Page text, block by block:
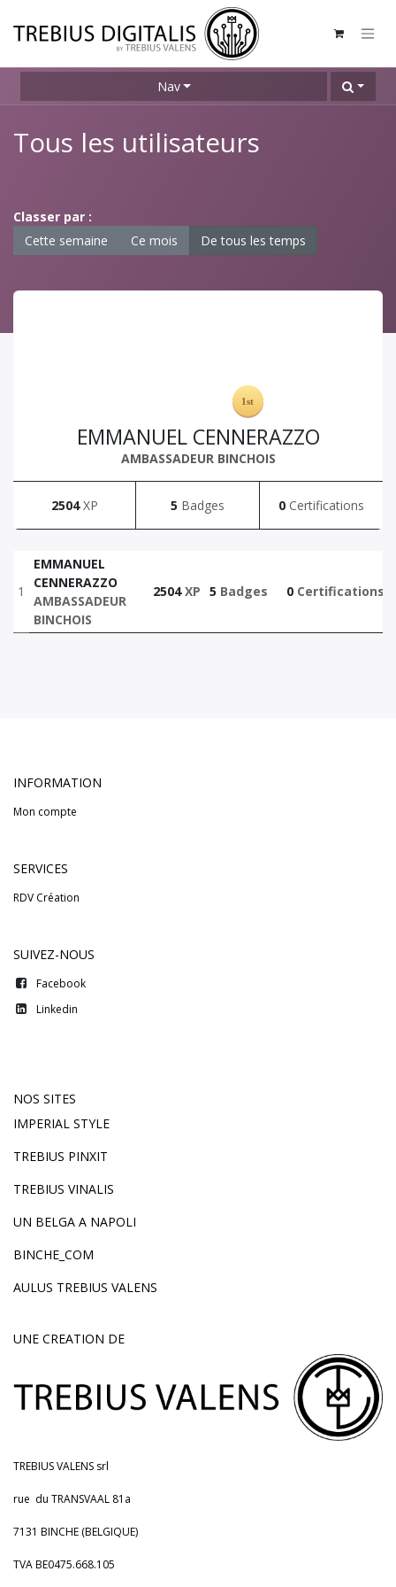
Nav
Tous les utilisateurs
Classer par :
Cette semaine
Ce mois De tous les temps
EMMANUEL CENNERAZZO
AMBASSADEUR BINCHOIS
2504 XP 5 Badges 0 Certifications
1
EMMANUEL
CENNERAZZO
AMBASSADEUR
BINCHOIS
2504 XP 5 Badges 0 Certifications
INFORMATION
Mon compte
SERVICES
RDV Création
SUIVEZ-NOUS
Facebook
Linkedin
NOS SITES
IMPERIAL STYLE
TREBIUS PINXIT
TREBIUS VINALIS
UN BELGA A NAPOLI
BINCHE_COM
AULUS TREBIUS VALENS
UNE CREATION DE
TREBIUS VALENS srl
rue du TRANSVAAL 81a
7131 BINCHE (BELGIQUE)
TVA BE0475.668.105